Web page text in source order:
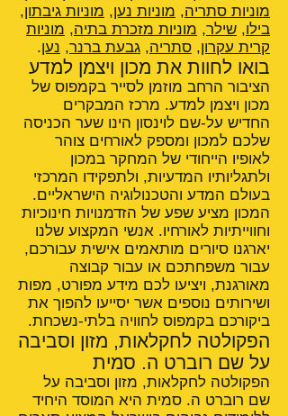
מוניות סתריה, מוניות נען, מוניות גיבתון,
בילו, שילר, מוניות מזכרת בתיה, מוניות
קרית עקרון, סתריה, גבעת ברנר, נען.
בואו לחוות את מכון ויצמן למדע
הציבור הרחב מוזמן לסייר בקמפוס של
מכון ויצמן למדע. מרכז המבקרים
החדיש על-שם לוינסון הינו שער הכניסה
שלכם למכון ומספק לאורחים צוהר
לאופיו הייחודי של המחקר במכון
ולתגליותיו המדעיות, ולתפקידו המרכזי
בעולם המדע והטכנולוגיה הישראליים.
המכון מציע שפע של הזדמנויות חינוכיות
וחווייתיות לאורחיו. אנשי המקצוע שלנו
יארגנו סיורים מותאמים אישית עבורכם,
עבור משפחתכם או עבור קבוצה
מאורגנת, ויציעו לכם מידע מפורט, מפות
ושירותים נוספים אשר יסייעו להפוך את
ביקורכם בקמפוס לחוויה בלתי-נשכחת.
הפקולטה לחקלאות, מזון וסביבה
על שם רוברט ה. סמית
הפקולטה לחקלאות, מזון וסביבה על
שם רוברט ה. סמית היא המוסד היחיד